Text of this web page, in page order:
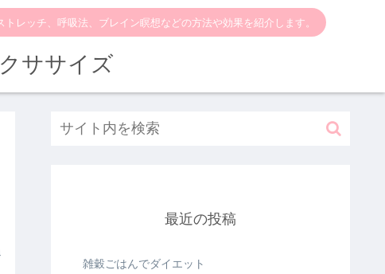
レッチ、呼吸法、ブレイン瞑想などの方法や効果を紹介します。
ササイズ
最近の投稿
雑穀ごはんでダイエット